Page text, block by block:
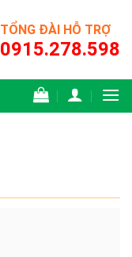
TỔNG ĐÀI HỖ TRỢ
0915.278.598